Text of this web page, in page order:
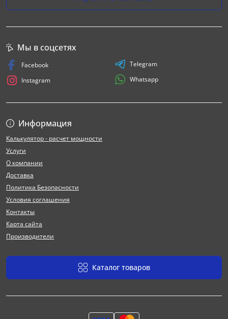
Информация
Калькулятор - расчет мощности
Услуги
О компании
Доставка
Политика Безопасности
Условия соглашения
Контакты
Карта сайта
Производители
Каталог товаров
Мы в соцсетях
Facebook
Instagram
Telegram
Whatsapp